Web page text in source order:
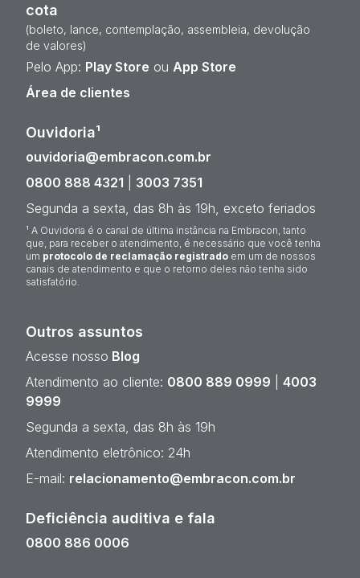
cota
(boleto, lance, contemplação, assembleia, devolução
de valores)
Pelo App: Play Store ou App Store
Área de clientes
Ouvidoria¹
ouvidoria@embracon.com.br
0800 888 4321
3003 7351
Segunda a sexta, das 8h às 19h, exceto feriados
¹ A Ouvidoria é o canal de última instância na Embracon, tanto
que, para receber o atendimento, é necessário que você tenha
um protocolo de reclamação registrado em um de nossos
canais de atendimento e que o retorno deles não tenha sido
satisfatório.
Outros assuntos
Acesse nosso Blog
Atendimento ao cliente: 0800 889 0999
4003
9999
Segunda a sexta, das 8h às 19h
Atendimento eletrônico: 24h
E-mail: relacionamento@embracon.com.br
Deficiência auditiva e fala
0800 886 0006